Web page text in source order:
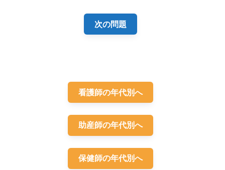
上の子の出産後に会陰切開の痛みが強かったの
で、できれば今回は会陰切開をせずにお産したいです
正常範囲内
次の問題
看護師の年代別へ
助産師の年代別へ
保健師の年代別へ